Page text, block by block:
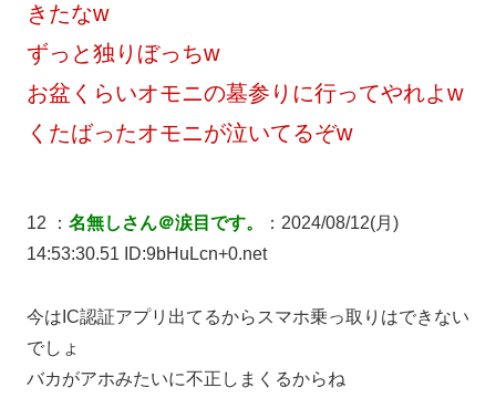
きたなw
ずっと独りぼっちw
お盆くらいオモニの墓参りに行ってやれよw
くたばったオモニが泣いてるぞw
12 ： 名無しさん＠涙目です。
：2024/08/12(月)
14:53:30.51 ID:9bHuLcn+0.net
今はIC認証アプリ出てるからスマホ乗っ取りはできない
でしょ
バカがアホみたいに不正しまくるからね